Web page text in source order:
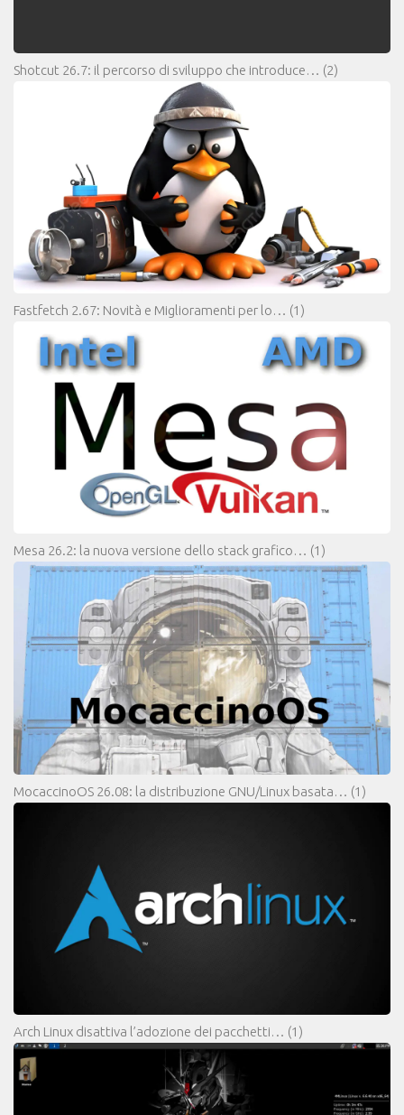
Shotcut 26.7: il percorso di sviluppo che introduce… (2)
Fastfetch 2.67: Novità e Miglioramenti per lo… (1)
Mesa 26.2: la nuova versione dello stack grafico… (1)
MocaccinoOS 26.08: la distribuzione GNU/Linux basata… (1)
Arch Linux disattiva l’adozione dei pacchetti… (1)